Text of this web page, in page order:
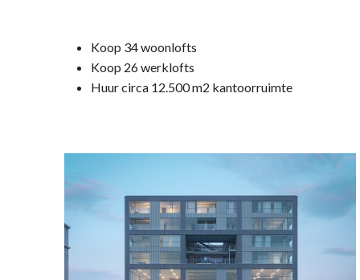
Koop 34 woonlofts
Koop 26 werklofts
Huurcirca 12.500 m2 kantoorruimte